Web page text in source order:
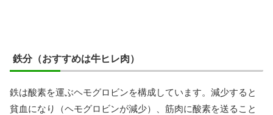
鉄分（おすすめは牛ヒレ肉）
鉄は酸素を運ぶヘモグロビンを構成しています。減少すると
貧血になり（ヘモグロビンが減少）、筋肉に酸素を送ること